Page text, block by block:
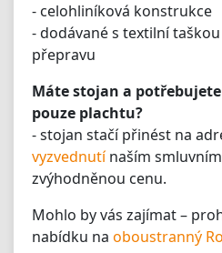
- celohliníková konstrukce
- dodávané s textilní
přepravu
Máte stojan a
pouze plachtu?
- stojan stačí přinést na
vyzvednutínaším
zvýhodněnou cenu.
Mohlo by vás zajímat –
nabídku na oboustranný